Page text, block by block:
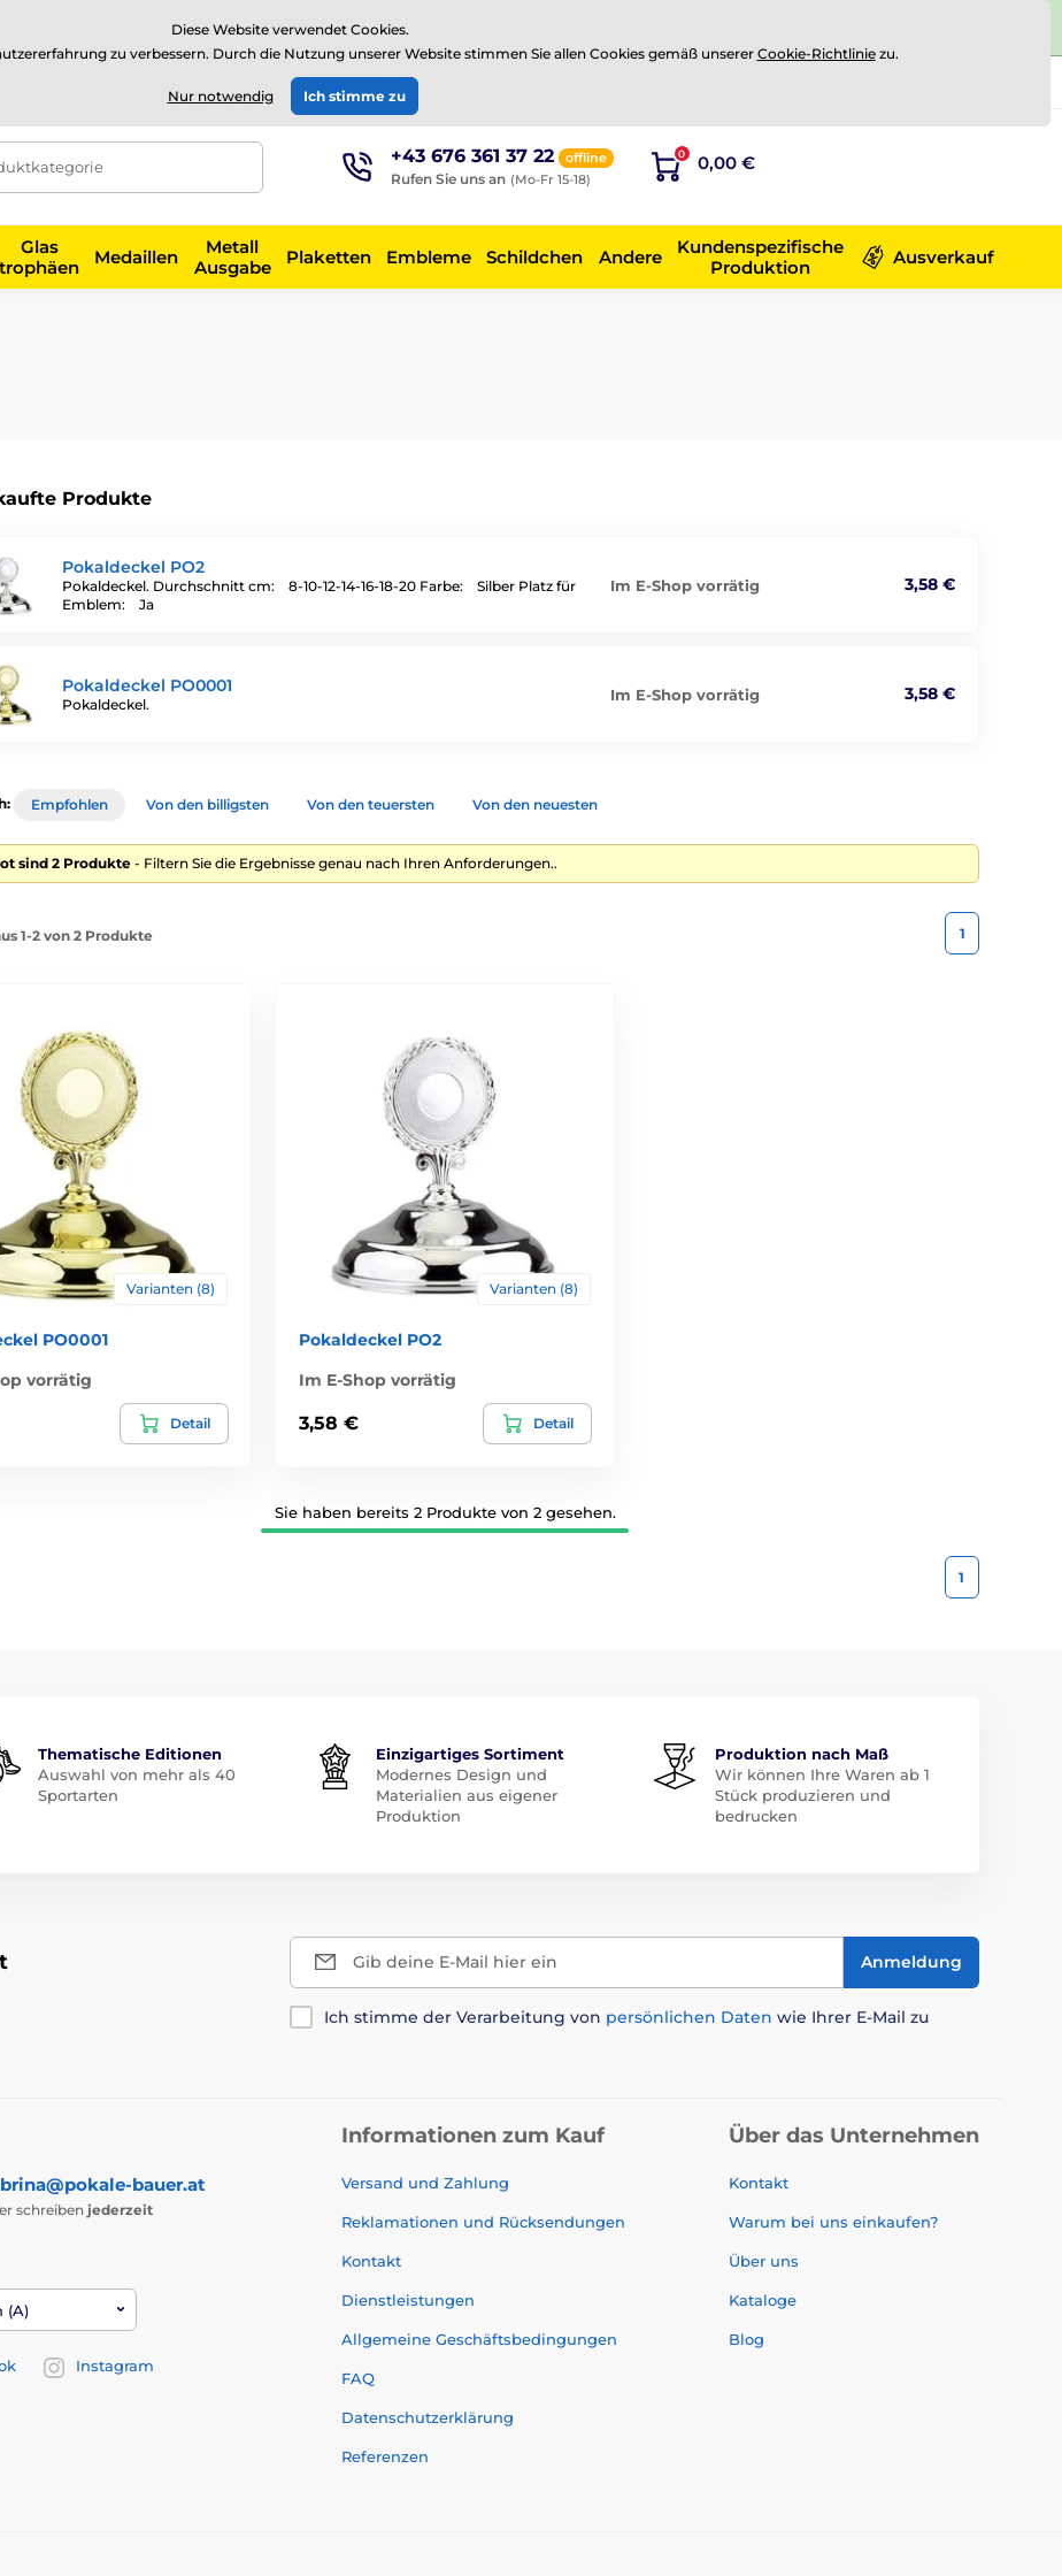
⭐Siehe 504 verifizierte Bewertungen aufTrustpilot
EUR
+43 676 361 37 22 offline
Rufen Sie uns an (Mo-Fr 15-18)
0 0,00 €
Glas
trophäen
Medaillen
Metall
Ausgabe
Plaketten Embleme Schildchen Andere
Kundenspezifische
Produktion
Ausverkauf
Produkte
Pokaldeckel PO2
Pokaldeckel. Durchschnitt cm: 8-10-12-14-16-18-20 Farbe: Silber Platz für
Emblem: Ja
Im E-Shop vorrätig 3,58 €
Pokaldeckel PO0001
Pokaldeckel.
Im E-Shop vorrätig 3,58 €
Empfohlen Von den billigsten Von den teuersten Von den neuesten
sind 2 Produkte - Filtern Sie die Ergebnisse genau nach Ihren Anforderungen..
1-2 von 2 Produkte 1
Varianten (8)
PO0001
vorrätig
Detail
Varianten (8)
Pokaldeckel PO2
Im E-Shop vorrätig
3,58 € Detail
Sie haben bereits 2 Produkte von 2 gesehen.
1
Thematische Editionen
Auswahl von mehr als 40
Sportarten
Einzigartiges Sortiment
Modernes Design und
Materialien aus eigener
Produktion
Produktion nach Maß
Wir können Ihre Waren ab 1
Stück produzieren und
bedrucken
Gib deine E-Mail hier ein Anmeldung
Ich stimme der Verarbeitung von persönlichen Daten wie Ihrer E-Mail zu
bauer.at
schreiben jederzeit
(A)
Instagram
Informationen zum Kauf
Versand und Zahlung
Reklamationen und Rücksendungen
Kontakt
Dienstleistungen
Allgemeine Geschäftsbedingungen
FAQ
Datenschutzerklärung
Referenzen
Über das Unternehmen
Kontakt
Warum bei uns einkaufen?
Über uns
Kataloge
Blog
Diese Website verwendet Cookies.
zu verbessern. Durch die Nutzung unserer Website stimmen Sie allen Cookies gemäß unserer Cookie-Richtliniezu.
Nur notwendig Ich stimme zu